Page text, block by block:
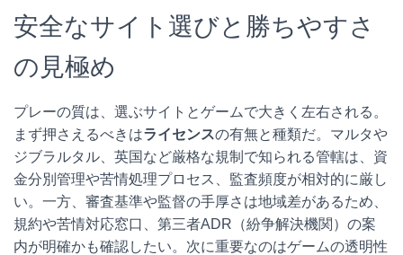
安全なサイト選びと勝ちやすさ
の見極め
プレーの質は、選ぶサイトとゲームで大きく左右される。
まず押さえるべきはライセンスの有無と種類だ。マルタや
ジブラルタル、英国など厳格な規制で知られる管轄は、資
金分別管理や苦情処理プロセス、監査頻度が相対的に厳し
い。一方、審査基準や監督の手厚さは地域差があるため、
規約や苦情対応窓口、第三者ADR（紛争解決機関）の案
内が明確かも確認したい。次に重要なのはゲームの透明性